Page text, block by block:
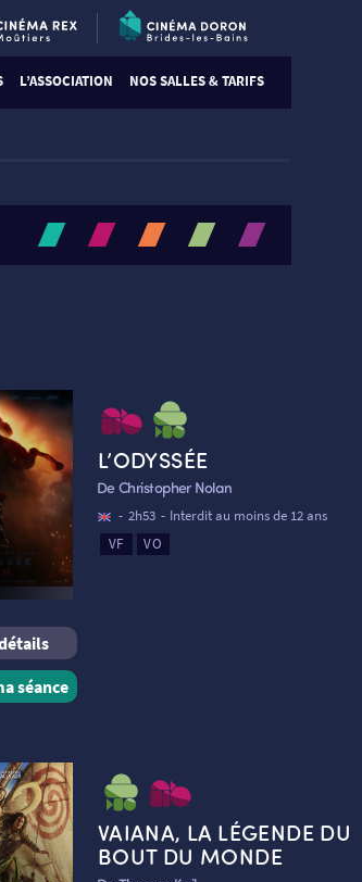
L’ASSOCIATION NOS SALLES & TARIFS
séance
L’ODYSSÉE
De Christopher Nolan
- 2h53 - Interdit au moins de 12 ans
VF
VO
VAIANA, LA LÉGENDE DU
BOUT DU MONDE